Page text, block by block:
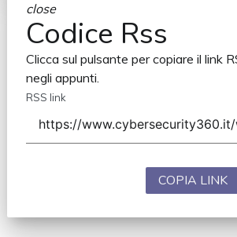
close
Codice Rss
Clicca sul pulsante per copiare il link
negli appunti.
RSS link
COPIA LINK